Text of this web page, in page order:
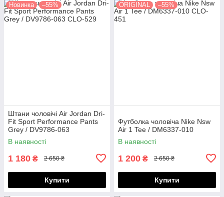
Новинка –55%
Штани чоловічі Air Jordan Dri-
Fit Sport Performance Pants
Grey / DV9786-063
В наявності
1 180 ₴ 2 650 ₴
Купити
ORIGINAL –55%
Футболка чоловіча Nike Nsw
Air 1 Tee / DM6337-010
В наявності
1 200 ₴ 2 650 ₴
Купити